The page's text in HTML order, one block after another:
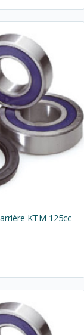
KTM 125cc